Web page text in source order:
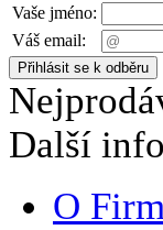
Vaše jméno:
Váš email:
Další
O